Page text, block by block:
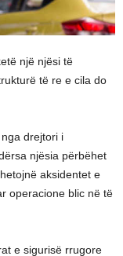
një njësi të
të re e cila do
drejtori i
njësia përbëhet
aksidentet e
operacione blic në të
e sigurisë rrugore